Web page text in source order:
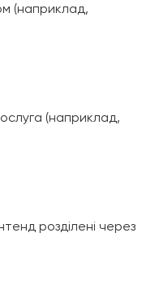
(наприклад,
(наприклад,
розділені через